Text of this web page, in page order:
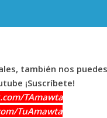
también nos
¡Suscríbete!
TAmawta
TuAmawta